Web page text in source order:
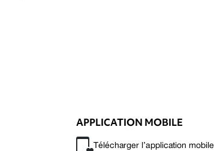
APPLICATION MOBILE
Télécharger l’application mobile